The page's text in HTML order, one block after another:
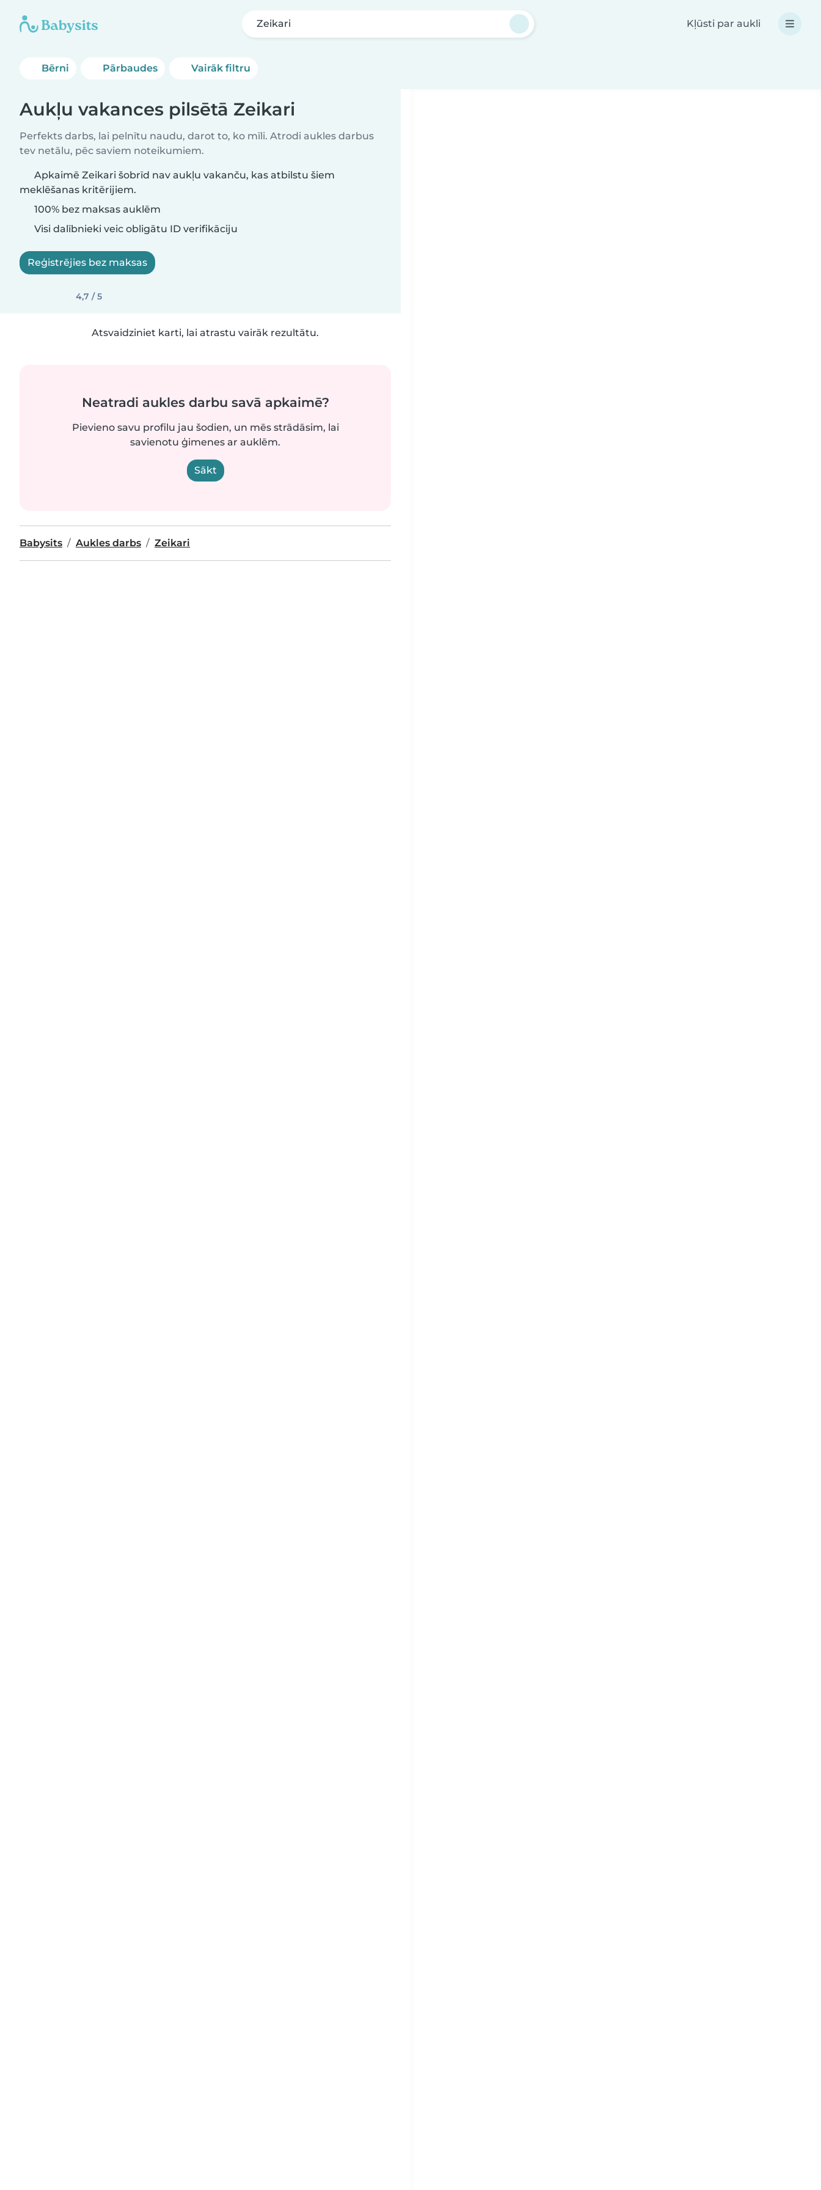
Zeikari Kļūsti par aukli
Bērni Pārbaudes Vairāk filtru
Aukļu vakances pilsētā Zeikari
Perfekts darbs, lai pelnītu naudu, darot to, ko mīli. Atrodi aukles darbus
tev netālu, pēc saviem noteikumiem.
Apkaimē Zeikari šobrīd nav aukļu vakanču, kas atbilstu šiem
meklēšanas kritērijiem.
100% bez maksas auklēm
Visi dalībnieki veic obligātu ID verifikāciju
Reģistrējies bez maksas
4,7 / 5
Atsvaidziniet karti, lai atrastu vairāk rezultātu.
Neatradi aukles darbu savā apkaimē?
Pievieno savu profilu jau šodien, un mēs strādāsim, lai
savienotu ģimenes ar auklēm.
Sākt
Babysits Aukles darbs Zeikari